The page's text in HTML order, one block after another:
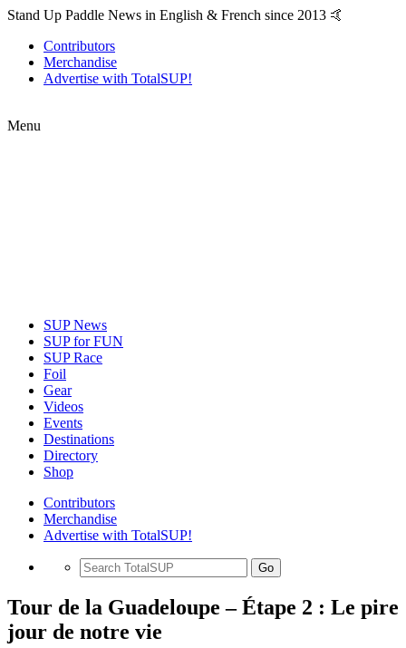
Stand Up Paddle News in English & French since 2013 🤙
Contributors
Merchandise
Advertise with TotalSUP!
Menu
SUP News
SUP for FUN
SUP Race
Foil
Gear
Videos
Events
Destinations
Directory
Shop
Contributors
Merchandise
Advertise with TotalSUP!
Go
Tour de la Guadeloupe – Étape 2 : Le pire
jour de notre vie